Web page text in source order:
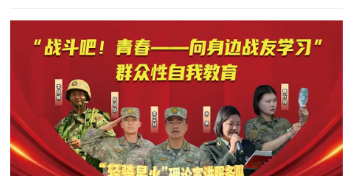
闻
政
要
闻
热
点
追